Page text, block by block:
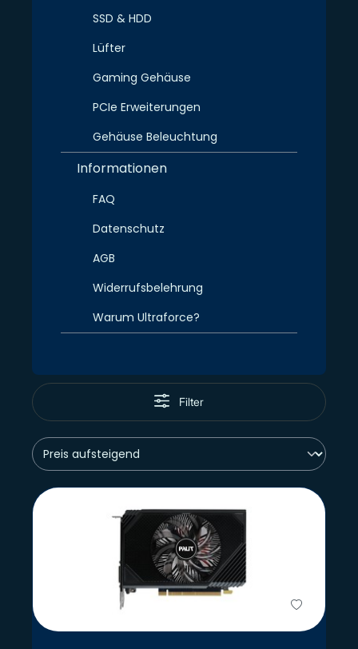
SSD & HDD
Lüfter
Gaming Gehäuse
PCIe Erweiterungen
Gehäuse Beleuchtung
Informationen
FAQ
Datenschutz
AGB
Widerrufsbelehrung
Warum Ultraforce?
Filter